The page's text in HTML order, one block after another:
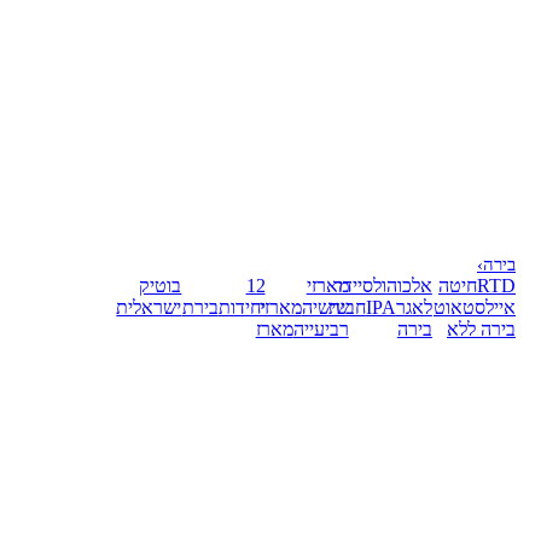
בירה›
RTDחיטה
איילסטאוט
בירה ללא
אלכוהולסיידר
לאגרIPAחבית
בירה
מארזי
שישיהמארזי
רביעייהמארז
12
יחידותבירת
בוטיק
ישראלית